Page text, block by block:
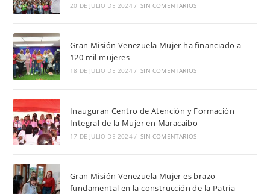
20 DE JULIO DE 2024 / SIN COMENTARIOS
Gran Misión Venezuela Mujer ha financiado a
120 mil mujeres
18 DE JULIO DE 2024 / SIN COMENTARIOS
Inauguran Centro de Atención y Formación
Integral de la Mujer en Maracaibo
17 DE JULIO DE 2024 / SIN COMENTARIOS
Gran Misión Venezuela Mujer es brazo
fundamental en la construcción de la Patria